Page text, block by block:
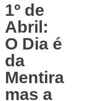
1º de
Abril:
O Dia é
da
Mentira
mas a